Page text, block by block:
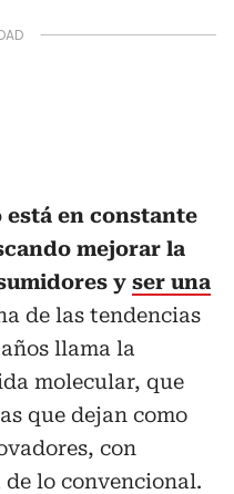
en constante
mejorar la
y ser una
de las tendencias
llama la
molecular, que
que dejan como
con
lo convencional.